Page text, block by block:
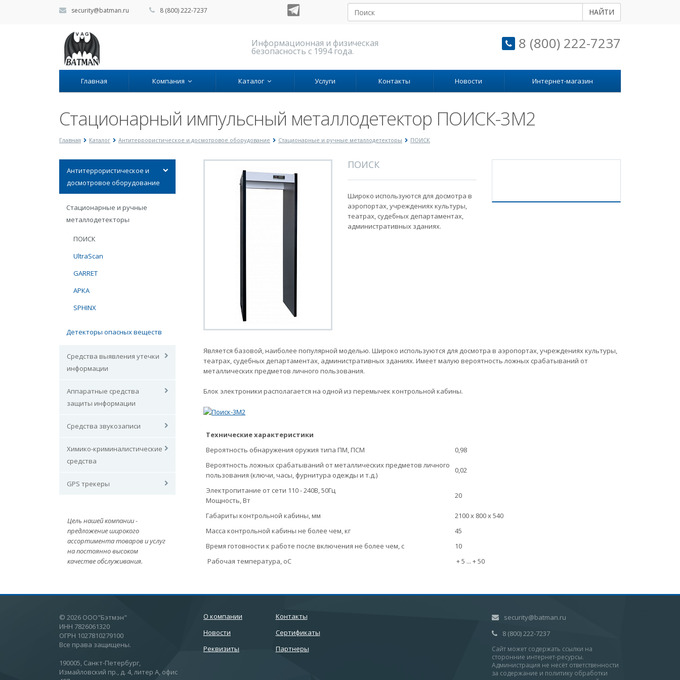
security@batman.ru 8 (800) 222-7237 НАЙТИ
Информационная и физическая
безопасность с 1994 года. 8 (800) 222-7237
Главная Компания Каталог Услуги Контакты Новости Интернет-магазин
Стационарный импульсный металлодетектор ПОИСК-3М2
Главная Каталог Антитеррористическое и досмотровое оборудование Стационарные и ручные металлодетекторы ПОИСК
Антитеррористическое и
досмотровое оборудование
Стационарные и ручные
металлодетекторы
ПОИСК
UltraScan
GARRET
АРКА
SPHINX
Детекторы опасных веществ
Средства выявления утечки
информации
Аппаратные средства
защиты информации
Средства звукозаписи
Химико-криминалистические
средства
GPS трекеры
Цель нашей компании -
предложение широкого
ассортимента товаров и услуг
на постоянно высоком
качестве обслуживания.
ПОИСК
Широко используются для досмотра в
аэропортах, учреждениях культуры,
театрах, судебных департаментах,
административных зданиях.
Является базовой, наиболее популярной моделью. Широко используются для досмотра в аэропортах, учреждениях культуры,
театрах, судебных департаментах, административных зданиях. Имеет малую вероятность ложных срабатываний от
металлических предметов личного пользования.
Блок электроники располагается на одной из перемычек контрольной кабины.
Технические характеристики
Вероятность обнаружения оружия типа ПМ, ПСМ
0,98
Вероятность ложных срабатываний от металлических предметов личного
пользования (ключи, часы, фурнитура одежды и т.д.)
0,02
Электропитание от сети 110 - 240В, 50Гц
Мощность, Вт
20
Габариты контрольной кабины, мм
2100 х 800 х 540
Масса контрольной кабины не более чем, кг
45
Время готовности к работе после включения не более чем, с
10
Рабочая температура, оС
+ 5 ... + 50
© 2026 ООО"Бэтмэн"
ИНН 7826061320
ОГРН 1027810279100
Все права защищены.
190005, Санкт-Петербург,
Измайловский пр., д. 4, литер А, офис
О компании
Новости
Реквизиты
Контакты
Сертификаты
Партнеры
security@batman.ru
8 (800) 222-7237
Сайт может содержать ссылки на
сторонние интернет-ресурсы.
Администрация не несёт ответственности
за содержание и политику обработки